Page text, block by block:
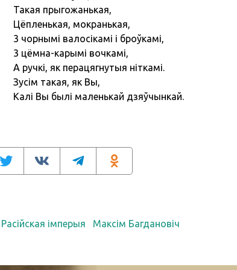
Такая прыгожанькая,
Цёпленькая, мокранькая,
3 чорнымі валосікамі і броўкамі,
3 цёмна-карымі вочкамі,
А ручкі, як перацягнутыя ніткамі.
Зусім такая, як Вы,
Калі Вы былі маленькай дзяўчынкай.
Расійская імперыя Максім Багдановіч